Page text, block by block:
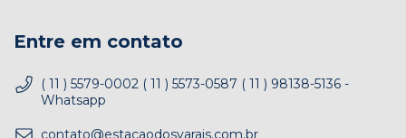
Entre em contato
( 11 ) 5579-0002 ( 11 ) 5573-0587 ( 11 ) 98138-5136 -
Whatsapp